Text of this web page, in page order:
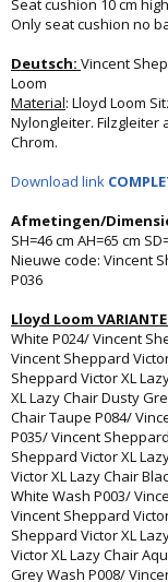
Seat cushion 10 cm
Only seat cushion no
Deutsch: Vincent
Loom
Material: Lloyd Loom
Nylongleiter. Filzgleiter
Chrom.
Download link
Afmetingen/
SH=46 cm AH=65 cm
Nieuwe code: Vincent
P036
Lloyd Loom
White P024/ Vincent
Vincent Sheppard
Sheppard Victor XL
XL Lazy Chair Dusty
Chair Taupe P084/
P035/ Vincent
Sheppard Victor XL
Victor XL Lazy Chair
White Wash P003/
Vincent Sheppard
Sheppard Victor XL
Victor XL Lazy Chair
Grey Wash P008/